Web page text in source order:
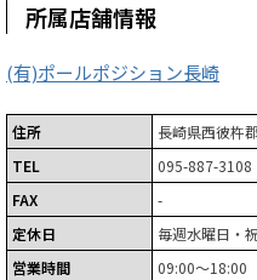
所属店舗情報
(有)ポールポジション長崎
住所
長崎県西彼杵
TEL
095-887-3108
FAX
-
定休日
毎週水曜日・
営業時間
09:00～18:00